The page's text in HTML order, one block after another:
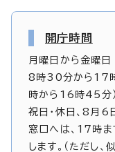
開庁時間
月曜日から金曜日
8時30分から17時
時から16時45分）
祝日・休日、8月
窓口へは、17時
します。（ただし